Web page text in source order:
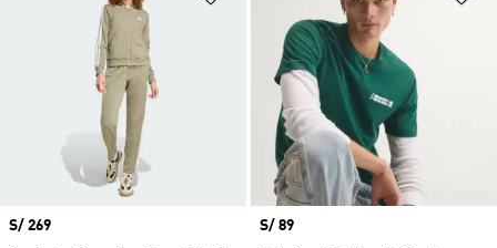
Precio
S/ 269
Precio
S/ 89